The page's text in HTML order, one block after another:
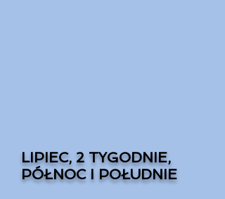
LIPIEC, 2 TYGODNIE,
PÓŁNOC I POŁUDNIE